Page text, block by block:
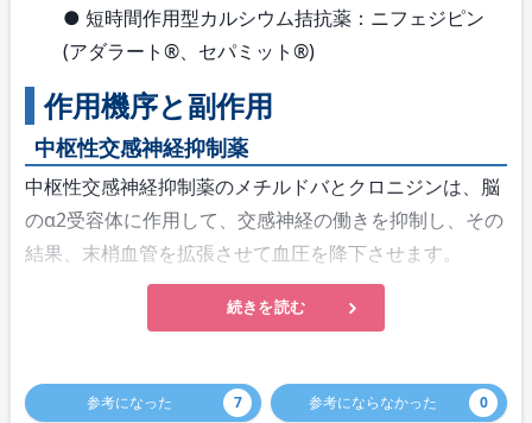
● 短時間作用型カルシウム拮抗薬：ニフェジピン
(アダラート®、セパミット®)
作用機序と副作用
中枢性交感神経抑制薬
中枢性交感神経抑制薬のメチルドバとクロニジンは、脳
のα2受容体に作用して、交感神経の働きを抑制し、その
結果、末梢血管を拡張させて血圧を降下させます。
続きを読む
参考になった 7 参考にならなかった 0